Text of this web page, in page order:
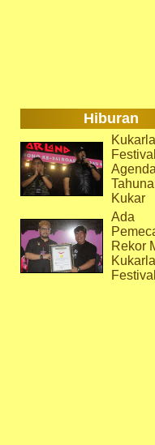
Hiburan
Agenda
Kukar
Ada
Rekor